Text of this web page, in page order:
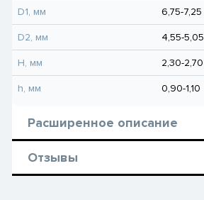
D1, мм 6,75-7,25
D2, мм 4,55-5,05
H, мм 2,30-2,70
h, мм 0,90-1,10
Расширенное описание
Отзывы